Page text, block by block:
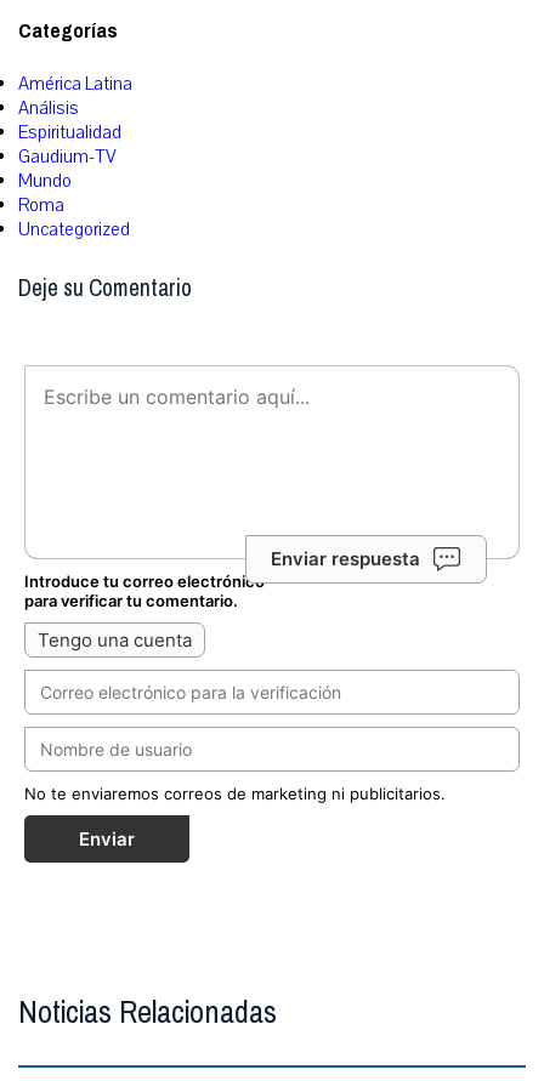
Categorías
América Latina
Análisis
Espiritualidad
Gaudium-TV
Mundo
Roma
Uncategorized
Deje su Comentario
Enviar respuesta
Introduce tu correo electrónico
para verificar tu comentario.
Tengo una cuenta
No te enviaremos correos de marketing ni publicitarios.
Enviar
Noticias Relacionadas